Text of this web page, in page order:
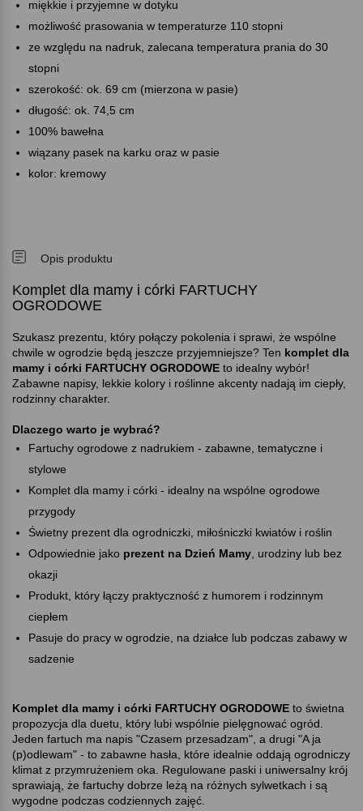
miękkie i przyjemne w dotyku
możliwość prasowania w temperaturze 110 stopni
ze względu na nadruk, zalecana temperatura prania do 30
stopni
szerokość: ok. 69 cm (mierzona w pasie)
długość: ok. 74,5 cm
100% bawełna
wiązany pasek na karku oraz w pasie
kolor: kremowy
Opis produktu
Komplet dla mamy i córki FARTUCHY
OGRODOWE
Szukasz prezentu, który połączy pokolenia i sprawi, że wspólne
chwile w ogrodzie będą jeszcze przyjemniejsze? Ten komplet dla
mamy i córki FARTUCHY OGRODOWE to idealny wybór!
Zabawne napisy, lekkie kolory i roślinne akcenty nadają im ciepły,
rodzinny charakter.
Dlaczego warto je wybrać
Fartuchy ogrodowe z nadrukiem - zabawne, tematyczne i
stylowe
Komplet dla mamy i córki - idealny na wspólne ogrodowe
przygody
Świetny prezent dla ogrodniczki, miłośniczki kwiatów i roślin
Odpowiednie jako prezent na Dzień Mamy , urodziny lub bez
okazji
Produkt, który łączy praktyczność z humorem i rodzinnym
ciepłem
Pasuje do pracy w ogrodzie, na działce lub podczas zabawy w
sadzenie
Komplet dla mamy i córki FARTUCHY OGRODOWE to świetna
propozycja dla duetu, który lubi wspólnie pielęgnować ogród.
Jeden fartuch ma napis "Czasem przesadzam", a drugi "A ja
(p)odlewam" - to zabawne hasła, które idealnie oddają ogrodniczy
klimat z przymrużeniem oka. Regulowane paski i uniwersalny krój
sprawiają, że fartuchy dobrze leżą na różnych sylwetkach i są
wygodne podczas codziennych zajęć.